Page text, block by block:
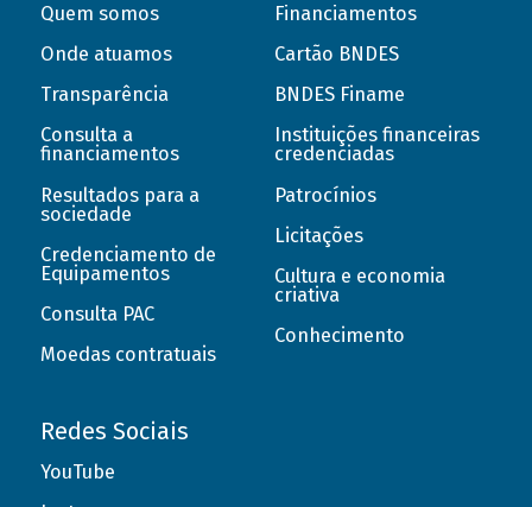
Quem somos
Onde atuamos
Transparência
Consulta a
financiamentos
Resultados para a
sociedade
Credenciamento de
Equipamentos
Consulta PAC
Moedas contratuais
Financiamentos
Cartão BNDES
BNDES Finame
Instituições financeiras
credenciadas
Patrocínios
Licitações
Cultura e economia
criativa
Conhecimento
Redes Sociais
YouTube